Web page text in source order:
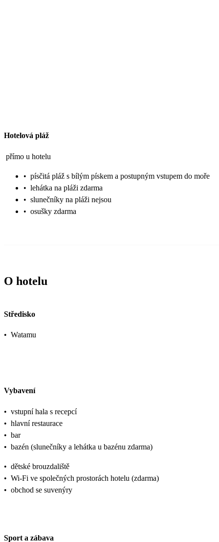
Hotelová pláž
přímo u hotelu
• písčitá pláž s bílým pískem a postupným vstupem do moře
• lehátka na pláži zdarma
• slunečníky na pláži nejsou
• osušky zdarma
O hotelu
Středisko
• Watamu
Vybavení
• vstupní hala s recepcí
• hlavní restaurace
• bar
• bazén (slunečníky a lehátka u bazénu zdarma)
• dětské brouzdaliště
• Wi-Fi ve společných prostorách hotelu (zdarma)
• obchod se suvenýry
Sport a zábava